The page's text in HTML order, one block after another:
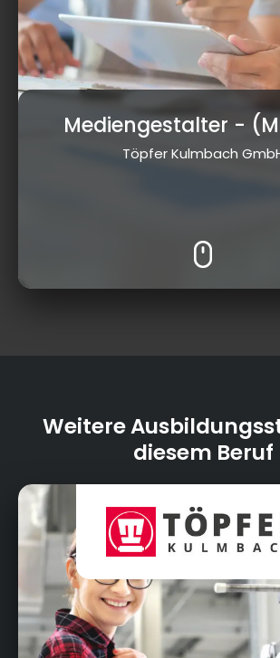
Mediengestalter -
Töpfer Kulmbach
Weitere
diesem Beruf